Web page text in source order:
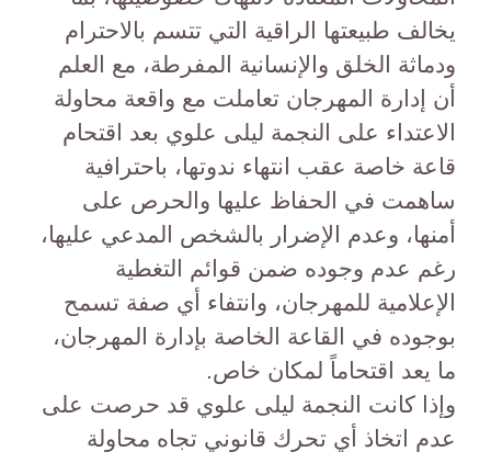
يخالف طبيعتها الراقية التي تتسم بالاحترام
ودماثة الخلق والإنسانية المفرطة، مع العلم
أن إدارة المهرجان تعاملت مع واقعة محاولة
الاعتداء على النجمة ليلى علوي بعد اقتحام
قاعة خاصة عقب انتهاء ندوتها، باحترافية
ساهمت في الحفاظ عليها والحرص على
أمنها، وعدم الإضرار بالشخص المدعي عليها،
رغم عدم وجوده ضمن قوائم التغطية
الإعلامية للمهرجان، وانتفاء أي صفة تسمح
بوجوده في القاعة الخاصة بإدارة المهرجان،
ما يعد اقتحاماً لمكان خاص.
وإذا كانت النجمة ليلى علوي قد حرصت على
عدم اتخاذ أي تحرك قانوني تجاه محاولة